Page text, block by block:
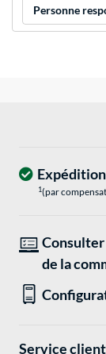
Personne
Expédition
1(par
de la
Service client